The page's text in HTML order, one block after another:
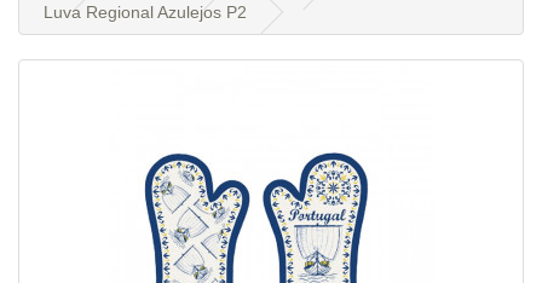
Luva Regional Azulejos P2